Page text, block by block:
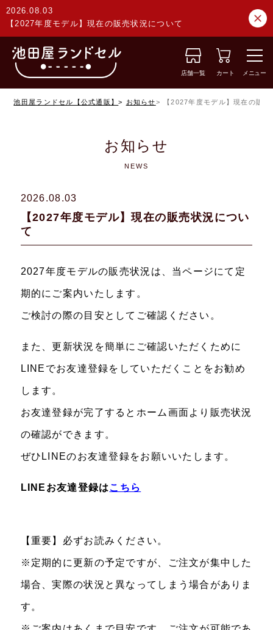
2026.08.03
【2027年度モデル】現在の販売状況について
店舗一覧 カート メニュー
池田屋ランドセル【公式通販】 お知らせ 【2027年度モデル】現在の販
お知らせ
NEWS
2026.08.03
【2027年度モデル】現在の販売状況につい
て
2027年度モデルの販売状況は、当ページにて定
期的にご案内いたします。
ご検討の際の目安としてご確認ください。
また、更新状況を簡単にご確認いただくために
LINEでお友達登録をしていただくことをお勧め
します。
お友達登録が完了するとホーム画面より販売状況
の確認ができます。
ぜひLINEのお友達登録をお願いいたします。
LINEお友達登録はこちら
【重要】必ずお読みください。
※定期的に更新の予定ですが、ご注文が集中した
場合、実際の状況と異なってしまう場合がありま
す。